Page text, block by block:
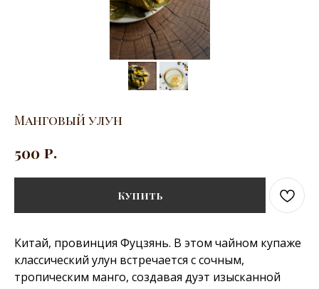
Манговый улун
500 р.
Купить
Китай, провинция Фуцзянь. В этом чайном купаже
классический улун встречается с сочным,
тропическим манго, создавая дуэт изысканной